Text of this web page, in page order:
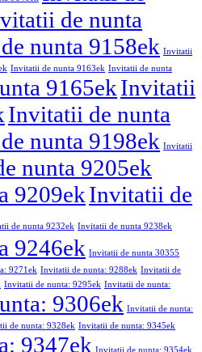
de nunta
nunta 9158ek Invitatii
Invitatii de nunta 9163ek Invitatii de nunta
9165ekInvitatii
Invitatii de nunta
nunta 9198ek Invitatii
nunta 9205ek
9209ekInvitatii de
de nunta 9232ek Invitatii de nunta 9238ek
9246ek Invitatii de nunta 30355
9271ek Invitatii de nunta: 9288ek Invitatii de
Invitatii de nunta: 9295ek Invitatii de nunta:
9306ek Invitatii de nunta:
de nunta: 9328ek Invitatii de nunta: 9345ek
9347ek